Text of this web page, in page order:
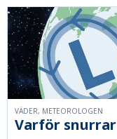
Varför
VÄDER, METEOROLOGEN